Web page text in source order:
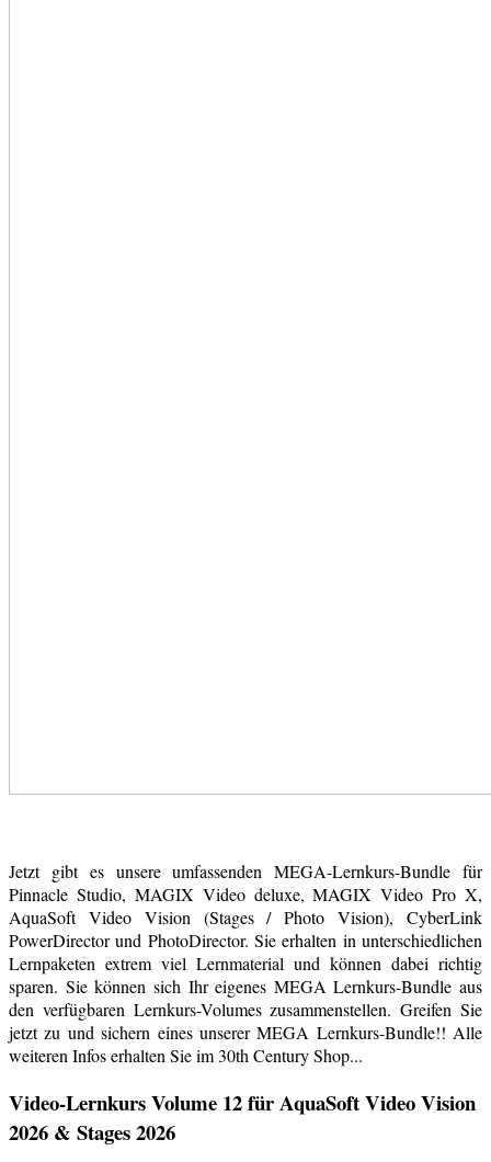
Jetzt gibt es unsere umfassenden MEGA-Lernkurs-Bundle für
Pinnacle Studio, MAGIX Video deluxe, MAGIX Video Pro X,
AquaSoft Video Vision (Stages / Photo Vision), CyberLink
PowerDirector und PhotoDirector. Sie erhalten in unterschiedlichen
Lernpaketen extrem viel Lernmaterial und können dabei richtig
sparen. Sie können sich Ihr eigenes MEGA Lernkurs-Bundle aus
den verfügbaren Lernkurs-Volumes zusammenstellen. Greifen Sie
jetzt zu und sichern eines unserer MEGA Lernkurs-Bundle!! Alle
weiteren Infos erhalten Sie im 30th Century Shop...
Video-Lernkurs Volume 12 für AquaSoft Video Vision
2026 & Stages 2026